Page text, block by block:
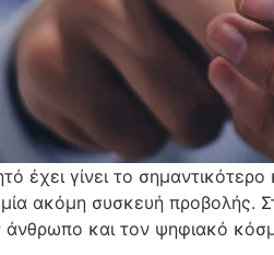
έχει γίνει το
ακόμη συσκευή προβολής.
και τον ψηφιακό